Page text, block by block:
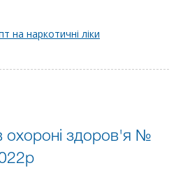
на наркотичні ліки
охороні здоров'я №